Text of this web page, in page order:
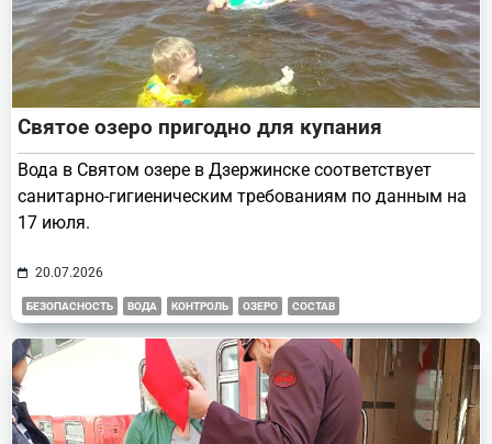
Святое озеро пригодно для купания
Вода в Святом озере в Дзержинске соответствует
санитарно-гигиеническим требованиям по данным на
17 июля.
20.07.2026
БЕЗОПАСНОСТЬ ВОДА КОНТРОЛЬ ОЗЕРО СОСТАВ